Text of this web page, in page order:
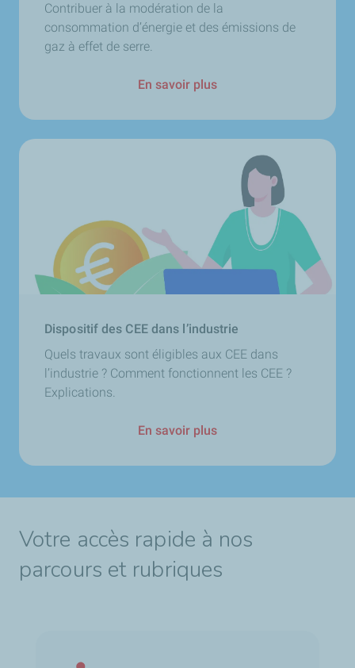
Contribuer à la modération de la
consommation d’énergie et des émissions de
gaz à effet de serre.
En savoir plus
Dispositif des CEE dans l’industrie
Quels travaux sont éligibles aux CEE dans
l’industrie ? Comment fonctionnent les CEE ?
Explications.
En savoir plus
Votre accès rapide à nos
parcours et rubriques